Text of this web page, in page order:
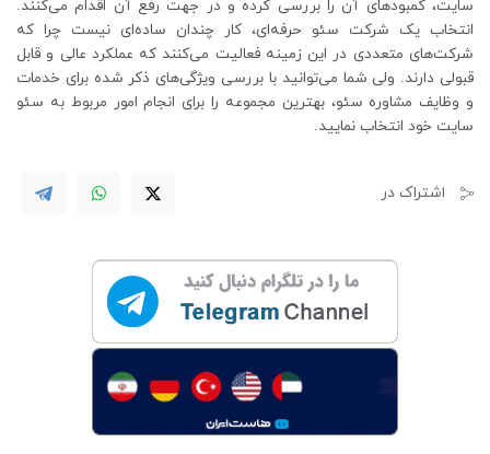
سایت، کمبودهای آن را بررسی کرده و در جهت رفع آن اقدام می‌کنند.
انتخاب یک شرکت سئو حرفه‌ای، کار چندان ساده‌ای نیست چرا که
شرکت‌های متعددی در این زمینه فعالیت می‌کنند که عملکرد عالی و قابل
قبولی دارند. ولی شما می‌توانید با بررسی ویژگی‌های ذکر شده برای خدمات
و وظایف مشاوره سئو، بهترین مجموعه را برای انجام امور مربوط به سئو
سایت خود انتخاب نمایید.
اشتراک در